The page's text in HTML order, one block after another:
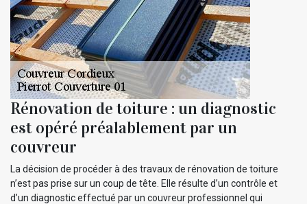
Rénovation de toiture : un diagnostic
est opéré préalablement par un
couvreur
La décision de procéder à des travaux de rénovation de toiture
n’est pas prise sur un coup de tête. Elle résulte d’un contrôle et
d’un diagnostic effectué par un couvreur professionnel qui